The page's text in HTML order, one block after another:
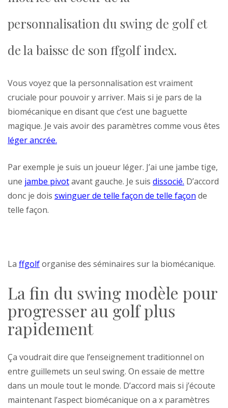
personnalisation du swing de golf et
de la baisse de son ffgolf index.
Vous voyez que la personnalisation est vraiment
cruciale pour pouvoir y arriver. Mais si je pars de la
biomécanique en disant que c’est une baguette
magique. Je vais avoir des paramètres comme vous êtes
léger ancrée.
Par exemple je suis un joueur léger. J’ai une jambe tige,
une jambe pivotavant gauche. Je suis dissocié. D’accord
donc je dois swinguer de telle façon de telle façon de
telle façon.
La ffgolforganise des séminaires sur la biomécanique.
La fin du swing modèle pour
progresser au golf plus
rapidement
Ça voudrait dire que l’enseignement traditionnel on
entre guillemets un seul swing. On essaie de mettre
dans un moule tout le monde. D’accord mais si j’écoute
maintenant l’aspect biomécanique on a x paramètres